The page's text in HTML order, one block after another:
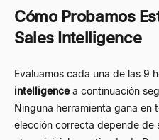
Cómo Probamos
Sales Intelligence
Evaluamos cada una de las 9
intelligencea continuación
Ninguna herramienta gana en
elección correcta depende de